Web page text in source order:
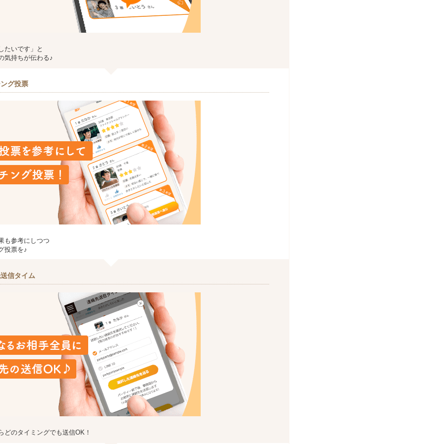
たいです」と
気持ちが伝わる♪
グ投票
も参考にしつつ
投票を♪
信タイム
どのタイミングでも送信OK！